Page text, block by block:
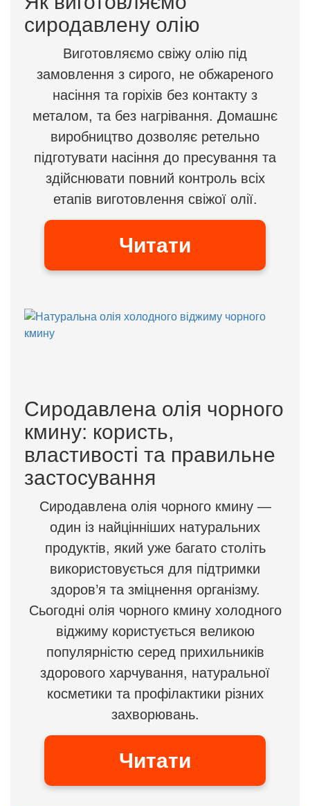
сиродавлену олію
Виготовляємо свіжу олію під
замовлення з сирого, не обжареного
насіння та горіхів без контакту з
металом, та без нагрівання. Домашнє
виробництво дозволяє ретельно
підготувати насіння до пресування та
здійснювати повний контроль всіх
етапів виготовлення свіжої олії.
Читати
Сиродавлена олія чорного
кмину: користь,
властивості та правильне
застосування
Сиродавлена олія чорного кмину —
один із найцінніших натуральних
продуктів, який уже багато століть
використовується для підтримки
здоров’я та зміцнення організму.
Сьогодні олія чорного кмину холодного
віджиму користується великою
популярністю серед прихильників
здорового харчування, натуральної
косметики та профілактики різних
захворювань.
Читати